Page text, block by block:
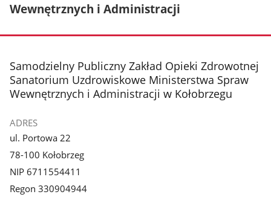
Wewnętrznych i Administracji
stopka
Samodzielny Publiczny Zakład Opieki Zdrowotnej
Sanatorium Uzdrowiskowe Ministerstwa Spraw
Wewnętrznych i Administracji w Kołobrzegu
ADRES
ul. Portowa 22
78-100 Kołobrzeg
NIP 6711554411
Regon 330904944